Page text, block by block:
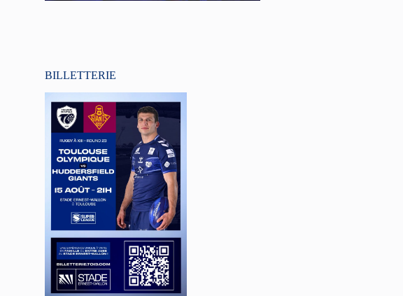
BILLETTERIE